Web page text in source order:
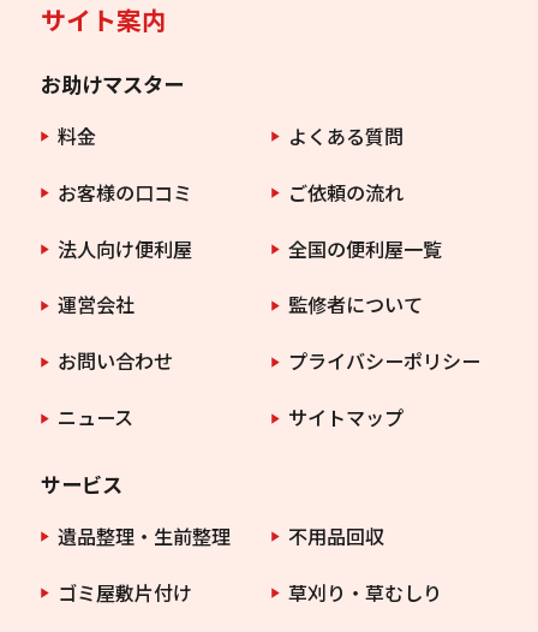
サイト案内
お助けマスター
料金
よくある質問
お客様の口コミ
ご依頼の流れ
法人向け便利屋
全国の便利屋一覧
運営会社
監修者について
お問い合わせ
プライバシーポリシー
ニュース
サイトマップ
サービス
遺品整理・生前整理
不用品回収
ゴミ屋敷片付け
草刈り・草むしり